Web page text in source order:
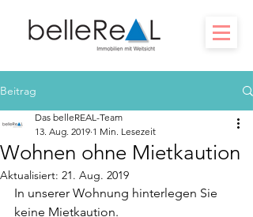
Beitrag
Wohnen ohne Mietkaution
Das belleREAL-Team
13. Aug. 2019 1 Min. Lesezeit
Aktualisiert: 21. Aug. 2019
In unserer Wohnung hinterlegen Sie
keine Mietkaution.